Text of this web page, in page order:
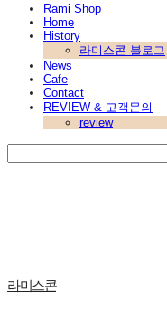
Rami Shop
Home
History
라미스콘 블로그
News
Cafe
Contact
REVIEW & 고객문의
review
라미스콘